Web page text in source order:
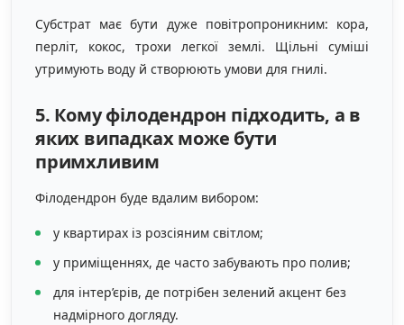
Субстрат має бути дуже повітропроникним: кора,
перліт, кокос, трохи легкої землі. Щільні суміші
утримують воду й створюють умови для гнилі.
5. Кому філодендрон підходить, а в
яких випадках може бути
примхливим
Філодендрон буде вдалим вибором:
у квартирах із розсіяним світлом;
у приміщеннях, де часто забувають про полив;
для інтер’єрів, де потрібен зелений акцент без
надмірного догляду.